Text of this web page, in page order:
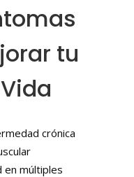
tu
crónica
en múltiples